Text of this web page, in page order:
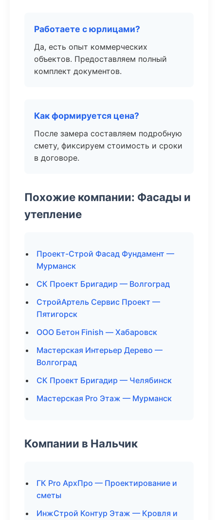
Работаете с юрлицами?
Да, есть опыт коммерческих
объектов. Предоставляем полный
комплект документов.
Как формируется цена?
После замера составляем подробную
смету, фиксируем стоимость и сроки
в договоре.
Похожие компании: Фасады и
утепление
Проект-Строй Фасад Фундамент —
Мурманск
СК Проект Бригадир — Волгоград
СтройАртель Сервис Проект —
Пятигорск
ООО Бетон Finish — Хабаровск
Мастерская Интерьер Дерево —
Волгоград
СК Проект Бригадир — Челябинск
Мастерская Pro Этаж — Мурманск
Компании в Нальчик
ГК Pro АрхПро — Проектирование и
сметы
ИнжСтрой Контур Этаж — Кровля и